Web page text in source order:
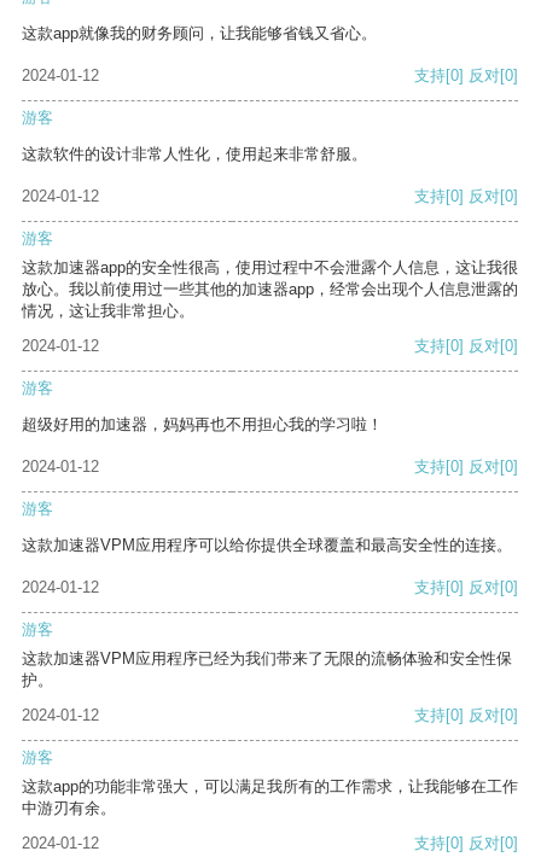
这款app就像我的财务顾问，让我能够省钱又省心。
2024-01-12 支持[0] 反对[0]
游客
这款软件的设计非常人性化，使用起来非常舒服。
2024-01-12 支持[0] 反对[0]
游客
这款加速器app的安全性很高，使用过程中不会泄露个人信息，这让我很
放心。我以前使用过一些其他的加速器app，经常会出现个人信息泄露的
情况，这让我非常担心。
2024-01-12
支持[0] 反对[0]
游客
超级好用的加速器，妈妈再也不用担心我的学习啦！
2024-01-12 支持[0] 反对[0]
游客
这款加速器VPM应用程序可以给你提供全球覆盖和最高安全性的连接。
2024-01-12 支持[0] 反对[0]
游客
这款加速器VPM应用程序已经为我们带来了无限的流畅体验和安全性保
护。
2024-01-12
支持[0] 反对[0]
游客
这款app的功能非常强大，可以满足我所有的工作需求，让我能够在工作
中游刃有余。
2024-01-12
支持[0] 反对[0]